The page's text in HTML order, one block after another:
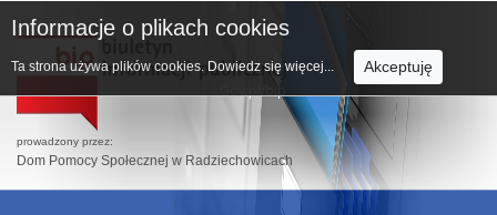
prowadzony przez:
Dom Pomocy Społecznej w Radziechowicach
Informacje o plikach cookies
Ta strona używa plików cookies. Dowiedz się więcej... Akceptuję